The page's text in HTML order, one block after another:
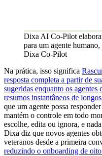
Dixa AI Co-Pilot
para um agente
Dixa Co-Pilot
Na prática, isso significa
resposta completa a partir de
sugeridas enquanto os
resumos instantâneos de
que um agente possa
mantém o controle em todo
escolhe, edita ou ignora, e
Dixa diz que novos agentes
veteranos desde a primeira
reduzindo o onboarding de oito